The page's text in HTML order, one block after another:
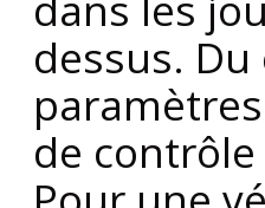
dessus.
de